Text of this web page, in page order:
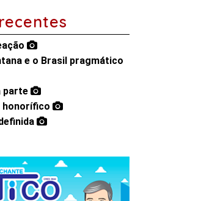
e o Brasil pragmático
parte
honorífico